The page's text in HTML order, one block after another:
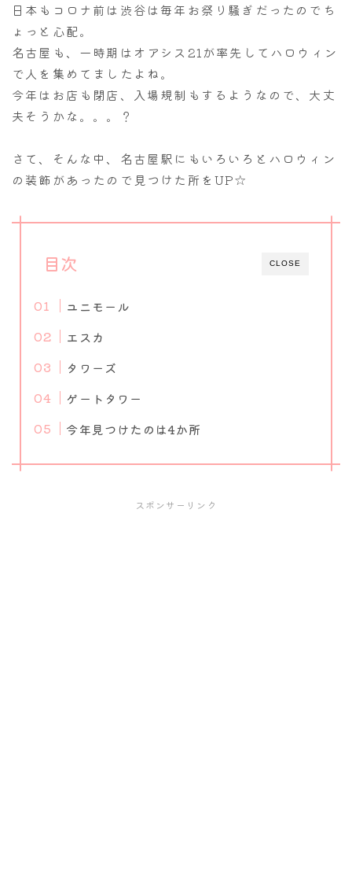
日本もコロナ前は渋谷は毎年お祭り騒ぎだったのでち
ょっと心配。
名古屋も、一時期はオアシス21が率先してハロウィン
で人を集めてましたよね。
今年はお店も閉店、入場規制もするようなので、大丈
夫そうかな。。。？
さて、そんな中、名古屋駅にもいろいろとハロウィン
の装飾があったので見つけた所をUP☆
CLOSE
目次
ユニモール
エスカ
タワーズ
ゲートタワー
今年見つけたのは4か所
スポンサーリンク